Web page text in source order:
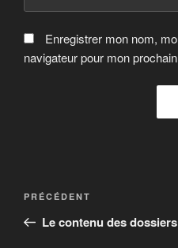
Enregistrer mon nom,
navigateur pour mon
Navigation
l’article
Article
précédent
PRÉCÉDENT
Le contenu des